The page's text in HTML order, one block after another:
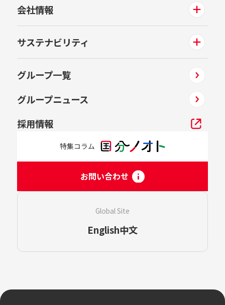
会社情報
サステナビリティ
グループ一覧
グループニュース
採用情報
特集コラム
お問い合わせ
Global Site
English中文